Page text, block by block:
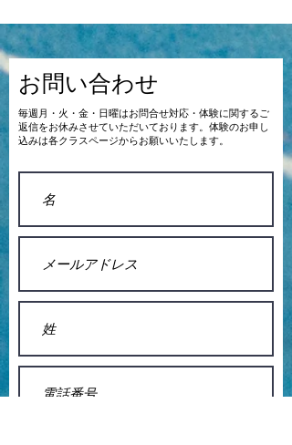
お問い合わせ
​毎週月・火・金・日曜はお問合せ対応・体験に関するご
返信をお休みさせていただいております。体験のお申し
込みは各クラスページからお願いいたします。